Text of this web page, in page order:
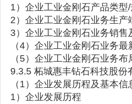
1）企业工业金刚石产品类型
2）企业工业金刚石业务生产
3）企业工业金刚石业务销售
（4）企业工业金刚石业务
（5）企业工业金刚石业务
9.3.5 柘城惠丰钻石科技股份
（1）企业发展历程及基本信
1）企业发展历程